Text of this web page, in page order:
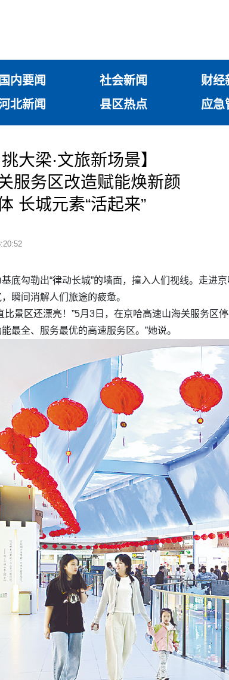
国内要闻 社会新闻 财经
北新闻 县区热点 应急
大梁·文旅新场景】
服务区改造赋能焕新颜
长城元素“活起来”
底勾勒出“律动长城”的墙面，撞入人们视线。走
瞬间消解人们旅途的疲惫。
比景区还漂亮！”5月3日，在京哈高速山海关服务区
最全、服务最优的高速服务区。”她说。